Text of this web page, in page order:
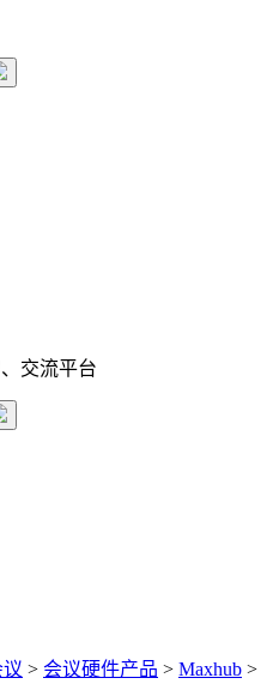
交流平台
> 会议硬件产品 > Maxhub >